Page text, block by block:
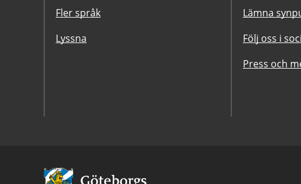
Fler språk
Lyssna
Lämna
Följ oss i
Press och
Avsändare: